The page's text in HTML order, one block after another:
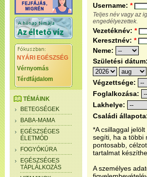
NYÁRI EGÉSZSÉG
Vérnyomás
Térdfájdalom
TÉMÁINK
BETEGSÉGEK
BABA-MAMA
EGÉSZSÉGES
ÉLETMÓD
FOGYÓKÚRA
EGÉSZSÉGES
TÁPLÁLKOZÁS
Username: *
Teljes név vagy az
engedélyezettek.
Vezetéknév: *
Keresztnév: *
Neme:
Születési dátum:
Végzettsége:
Foglalkozása:
Lakhelye:
Családi
*A csillaggal
segíti, ha a többi
pontosabb,
tartalmat
A személyes